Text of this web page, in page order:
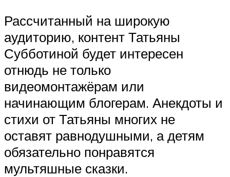
Рассчитанный на широкую
аудиторию, контент Татьяны
Субботиной будет интересен
отнюдь не только
видеомонтажёрам или
начинающим блогерам. Анекдоты и
стихи от Татьяны многих не
оставят равнодушными, а детям
обязательно понравятся
мультяшные сказки.